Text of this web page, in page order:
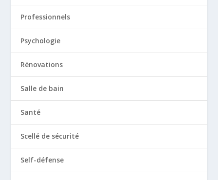
Professionnels
Psychologie
Rénovations
Salle de bain
Santé
Scellé de sécurité
Self-défense